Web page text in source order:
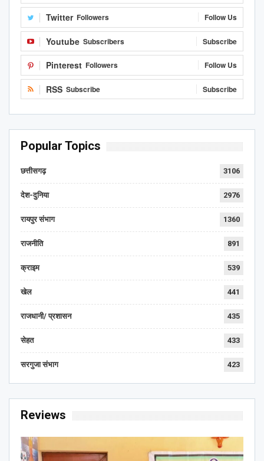
Twitter Followers Follow Us
Youtube Subscribers Subscribe
Pinterest Followers Follow Us
RSS Subscribe Subscribe
Popular Topics
छत्तीसगढ़ 3106
देश-दुनिया 2976
रायपुर संभाग 1360
राजनीति 891
क्राइम 539
खेल 441
राजधानी/ प्रशासन 435
सेहत 433
सरगुजा संभाग 423
Reviews